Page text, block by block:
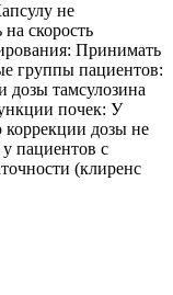
не
скорость
Принимать
группы пациентов:
дозы тамсулозина
почек: У
коррекции дозы не
пациентов с
(клиренс